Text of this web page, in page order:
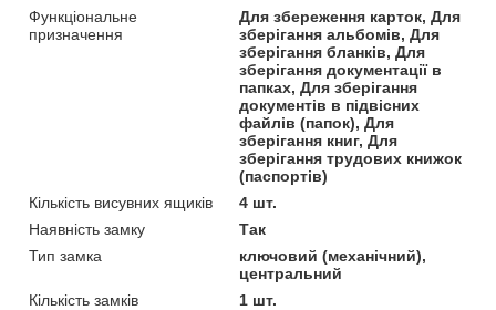
Функціональне
призначення
Для збереження карток, Для
зберігання альбомів, Для
зберігання бланків, Для
зберігання документації в
папках, Для зберігання
документів в підвісних
файлів (папок), Для
зберігання книг, Для
зберігання трудових книжок
(паспортів)
Кількість висувних ящиків
4 шт.
Наявність замку
Так
Тип замка
ключовий (механічний),
центральний
Кількість замків
1 шт.